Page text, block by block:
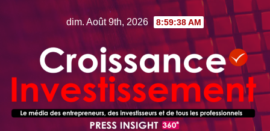
dim. Août 9th, 2026 8:59:39 AM